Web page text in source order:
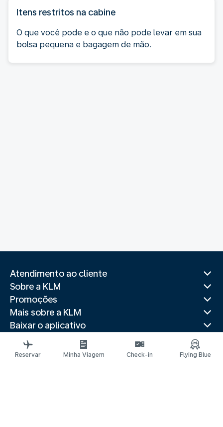
Itens restritos na cabine
O que você pode e o que não pode levar em sua
bolsa pequena e bagagem de mão.
Atendimento ao cliente
Sobre a KLM
Promoções
Mais sobre a KLM
Baixar o aplicativo
Sites relacionados
Guias de viagem
Reservar Minha Viagem Check-in Flying Blue